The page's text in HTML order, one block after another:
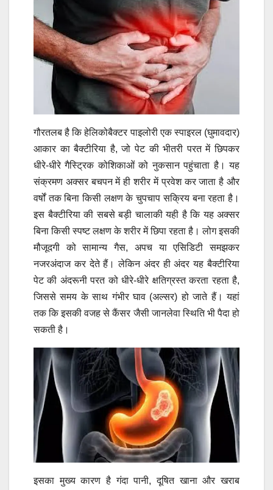
गौरतलब है कि हेलिकोबैक्टर पाइलोरी एक स्पाइरल (घुमावदार)
आकार का बैक्टीरिया है, जो पेट की भीतरी परत में छिपकर
धीरे-धीरे गैस्ट्रिक कोशिकाओं को नुकसान पहुंचाता है। यह
संक्रमण अक्सर बचपन में ही शरीर में प्रवेश कर जाता है और
वर्षों तक बिना किसी लक्षण के चुपचाप सक्रिय बना रहता है।
इस बैक्टीरिया की सबसे बड़ी चालाकी यही है कि यह अक्सर
बिना किसी स्पष्ट लक्षण के शरीर में छिपा रहता है। लोग इसकी
मौजूदगी को सामान्य गैस, अपच या एसिडिटी समझकर
नजरअंदाज कर देते हैं। लेकिन अंदर ही अंदर यह बैक्टीरिया
पेट की अंदरूनी परत को धीरे-धीरे क्षतिग्रस्त करता रहता है,
जिससे समय के साथ गंभीर घाव (अल्सर) हो जाते हैं। यहां
तक कि इसकी वजह से कैंसर जैसी जानलेवा स्थिति भी पैदा हो
सकती है।
इसका मुख्य कारण है गंदा पानी, दूषित खाना और खराब